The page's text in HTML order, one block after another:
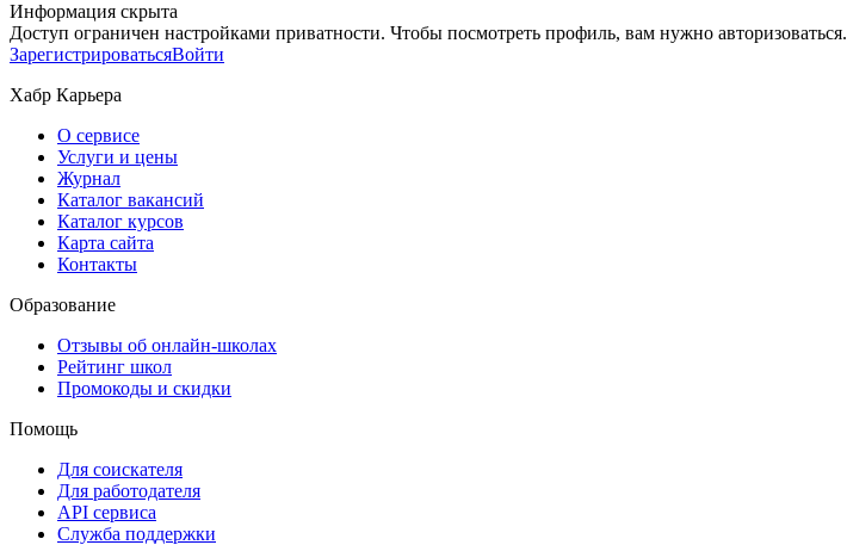
Информация скрыта
Доступ ограничен настройками приватности. Чтобы посмотреть профиль, вам нужно авторизоваться.
ЗарегистрироватьсяВойти
Хабр Карьера
О сервисе
Услуги и цены
Журнал
Каталог вакансий
Каталог курсов
Карта сайта
Контакты
Образование
Отзывы об онлайн-школах
Рейтинг школ
Промокоды и скидки
Помощь
Для соискателя
Для работодателя
API сервиса
Служба поддержки